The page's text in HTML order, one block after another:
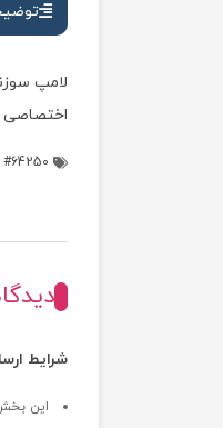
اختصاصی اسرام
64250 osram
شرایط
این